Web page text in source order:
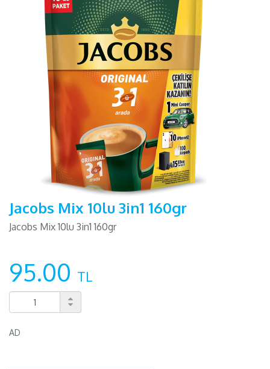
Jacobs Mix 10lu 3in1 160gr
Jacobs Mix 10lu 3in1 160gr
95.00 TL
AD